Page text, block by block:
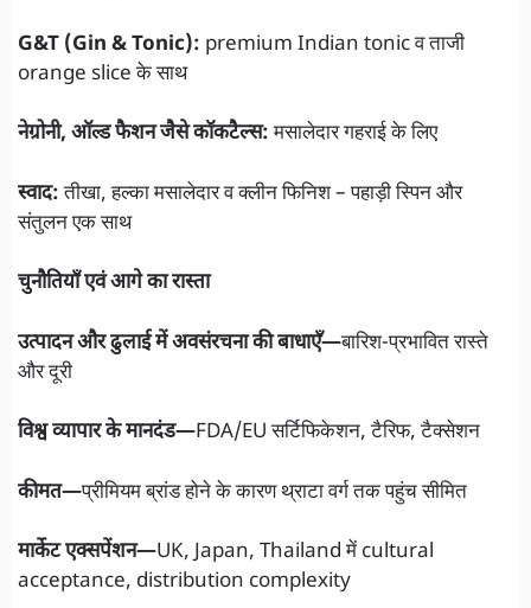
G&T (Gin & Tonic): premium Indian tonic व ताजी
orange slice के साथ
नेग्रोनी, ऑल्ड फैशन जैसे कॉकटैल्स:मसालेदार गहराई के लिए
स्वाद:तीखा, हल्का मसालेदार व क्लीन फिनिश – पहाड़ी स्पिन और
संतुलन एक साथ
चुनौतियाँ एवं आगे का रास्ता
उत्पादन और ढुलाई में अवसंरचना की बाधाएँ—बारिश-प्रभावित रास्ते
और दूरी
विश्व व्यापार के मानदंड—FDA/EU सर्टिफिकेशन, टैरिफ, टैक्सेशन
कीमत—प्रीमियम ब्रांड होने के कारण थ्राटा वर्ग तक पहुंच सीमित
मार्केट एक्सपेंशन—UK, Japan, Thailand में cultural
acceptance, distribution complexity